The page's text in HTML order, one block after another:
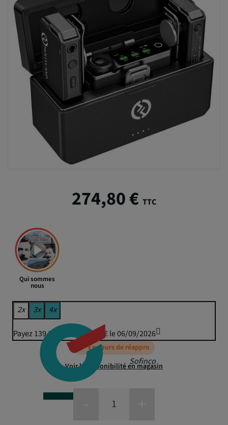
274,80 € TTC
Qui sommes
nous
Sofinco
2x 3x 4x
Payez 139,76 € puis 137,40 € le 06/09/2026
En cours de réappro
Voir la disponibilité en magasin